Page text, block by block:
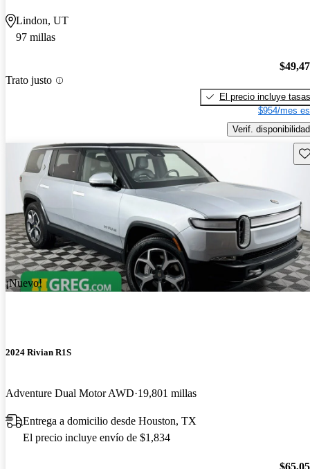
Lindon, UT
97 millas
Trato justo
El precio incluye tasas
$954/mes
Verif. disponibilidad
¡Nuevo!
2024 Rivian R1S
Adventure Dual Motor AWD 19,801 millas
Entrega a domicilio desde Houston, TX
El precio incluye envío de $1,834